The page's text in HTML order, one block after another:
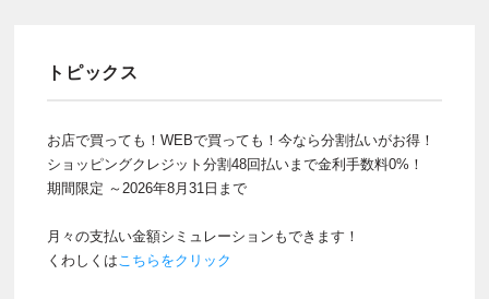
トピックス
お店で買っても！WEBで買っても！今なら分割払いがお得！
ショッピングクレジット分割48回払いまで金利手数料0%！
期間限定 ～2026年8月31日まで
月々の支払い金額シミュレーションもできます！
くわしくはこちらをクリック